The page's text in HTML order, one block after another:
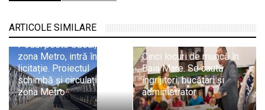
ARTICOLE SIMILARE
Podul peste Săsar, din
zona Metro, intră în
licitație. Proiectul
schimbă și circulația din
zona Metro
Cinci locuri de muncă în
Baia Mare. Se caută
îngrijitori, bucătari și
administrator